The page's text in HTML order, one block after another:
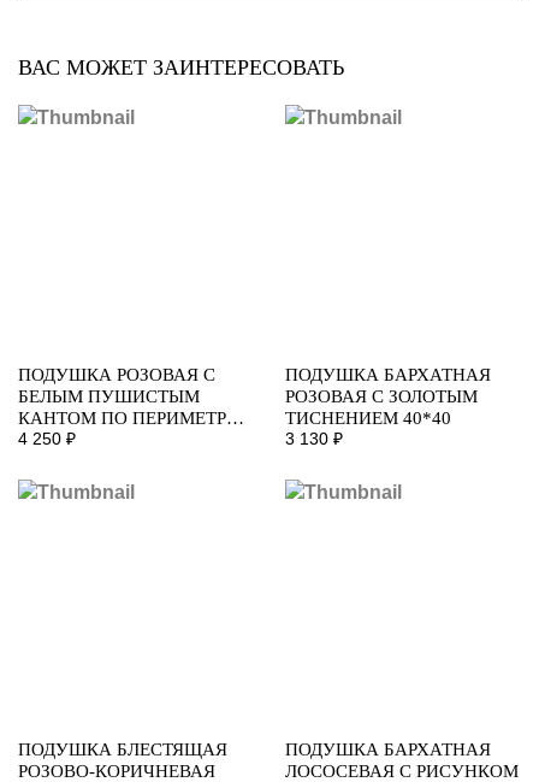
ВАС МОЖЕТ ЗАИНТЕРЕСОВАТЬ
ПОДУШКА РОЗОВАЯ С
БЕЛЫМ ПУШИСТЫМ
КАНТОМ ПО ПЕРИМЕТРУ
35*50
4 250 ₽
ПОДУШКА БАРХАТНАЯ
РОЗОВАЯ С ЗОЛОТЫМ
ТИСНЕНИЕМ 40*40
3 130 ₽
ПОДУШКА БЛЕСТЯЩАЯ
РОЗОВО-КОРИЧНЕВАЯ
ПОДУШКА БАРХАТНАЯ
ЛОСОСЕВАЯ С РИСУНКОМ